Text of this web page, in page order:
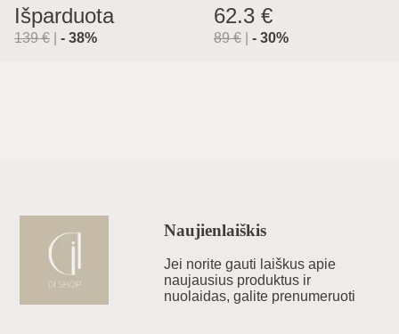
Išparduota
139€ - 38%
62.3 €
89€ - 30%
Naujienlaiškis
Jei norite gauti laiškus apie
naujausius produktus ir
nuolaidas, galite prenumeruoti